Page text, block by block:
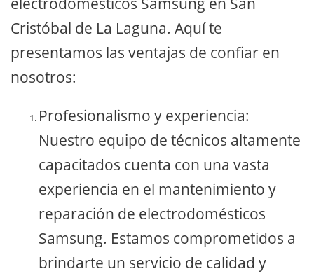
Cristóbal de La Laguna. Aquí te
presentamos las ventajas de confiar en
nosotros:
Profesionalismo y experiencia:
Nuestro equipo de técnicos altamente
capacitados cuenta con una vasta
experiencia en el mantenimiento y
reparación de electrodomésticos
Samsung. Estamos comprometidos a
brindarte un servicio de calidad y